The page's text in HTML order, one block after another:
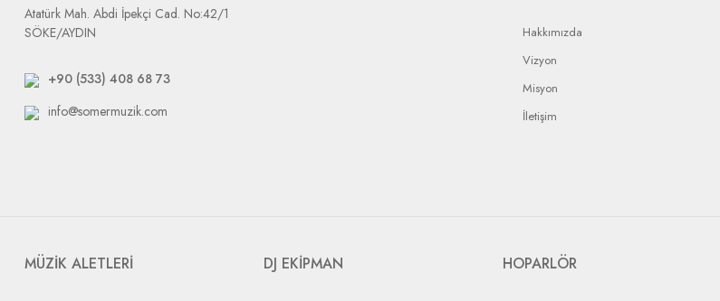
Atatürk Mah. Abdi İpekçi Cad. No:42/1
SÖKE/AYDIN
+90 (533) 408 68 73
info@somermuzik.com
Hakkımızda
Vizyon
Misyon
İletişim
MÜZİK ALETLERİ DJ EKİPMAN HOPARLÖR